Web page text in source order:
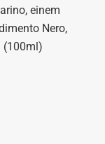
einem
Nero,
(100ml)